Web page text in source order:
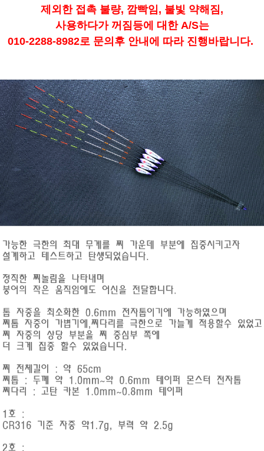
제외한 접촉 불량, 깜빡임, 불빛 약해짐,
사용하다가 꺼짐등에 대한 A/S는
010-2288-8982로 문의후 안내에 따라 진행바랍니다.